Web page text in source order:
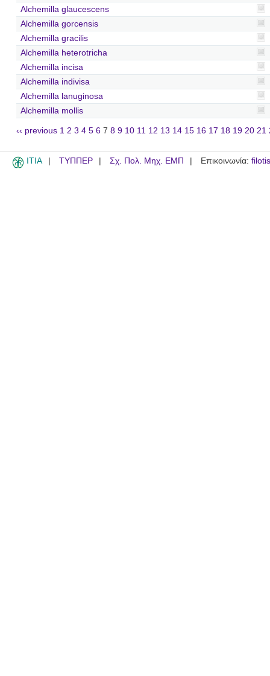
Alchemilla glaucescens
Alchemilla gorcensis
Alchemilla gracilis
Alchemilla heterotricha
Alchemilla incisa
Alchemilla indivisa
Alchemilla lanuginosa
Alchemilla mollis
‹‹ previous 1 2 3 4 5 6 7 8 9 10 11 12 13 14 15 16 17 18 19 20 21
ITIA ΤΥΠΠΕΡ Σχ. Πολ. Μηχ. ΕΜΠ Επικοινωνία: